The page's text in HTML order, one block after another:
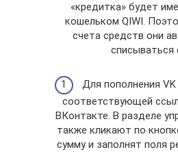
«кредитка» будет
кошельком QIWI.
счета средств они
списываться
Для пополнения
соответствующей
ВКонтакте. В разделе
также кликают по
сумму и заполнят поля